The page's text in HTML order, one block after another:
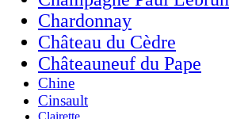
Chardonnay
Château du Cèdre
Châteauneuf du Pape
Chine
Cinsault
Clairette